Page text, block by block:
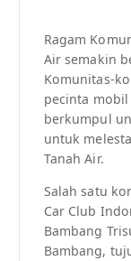
Ragam
Air semakin
Komunitas-
pecinta
berkumpul
untuk
Tanah Air.
Salah satu
Car Club
Bambang
Bambang,